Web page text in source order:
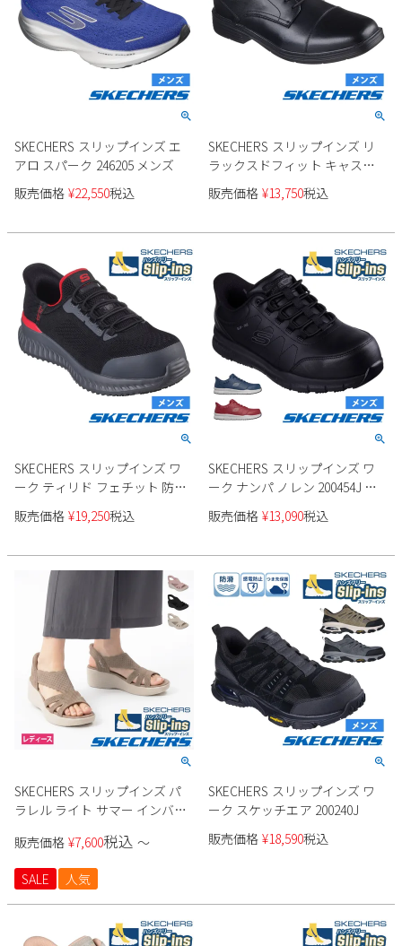
SKECHERS スリップインズ エ
アロ スパーク 246205 メンズ
販売価格 ¥22,550税込
SKECHERS スリップインズ リ
ラックスドフィット キャスウ
ェル - カプリン 205486 メンズ
販売価格 ¥13,750税込
SKECHERS スリップインズ ワ
ーク ティリド フェチット 防滑
性 200206WJ
販売価格 ¥19,250税込
SKECHERS スリップインズ ワ
ーク ナンパ ノレン 200454J メ
ンズ
販売価格 ¥13,090税込
SKECHERS スリップインズ パ
ラレル ライト サマー インバイ
販売価格 ¥7,600税込 〜
SALE 人気
SKECHERS スリップインズ ワ
ーク スケッチエア 200240J
販売価格 ¥18,590税込